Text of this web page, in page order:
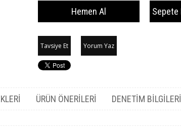
Tavsiye Et Yorum Yaz
ÜRÜN ÖNERILERI DENETIM BILGILERI